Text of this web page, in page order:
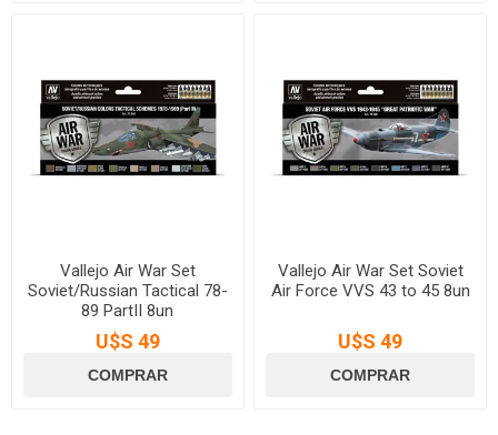
Vallejo Air War Set
Soviet/Russian Tactical 78-
89 PartII 8un
U$S 49
Vallejo Air War Set Soviet
Air Force VVS 43 to 45 8un
U$S 49